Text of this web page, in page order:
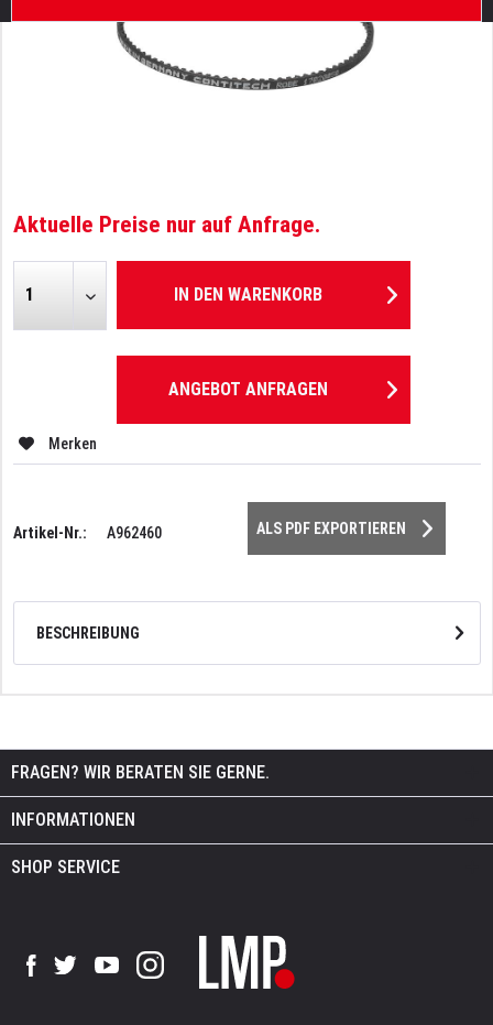
Aktuelle Preise nur auf Anfrage.
IN DEN WARENKORB
ANGEBOT ANFRAGEN
Merken
Artikel-Nr.: A962460 ALS PDF EXPORTIEREN
BESCHREIBUNG
FRAGEN? WIR BERATEN SIE GERNE.
INFORMATIONEN
SHOP SERVICE